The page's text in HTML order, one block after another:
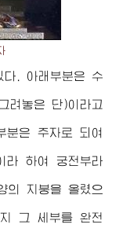
다. 아래부분은 수
려놓은 단)이라고
분은 주자로 되여
라 하여 궁전부라
의 지붕을 올렸으
그 세부를 완전